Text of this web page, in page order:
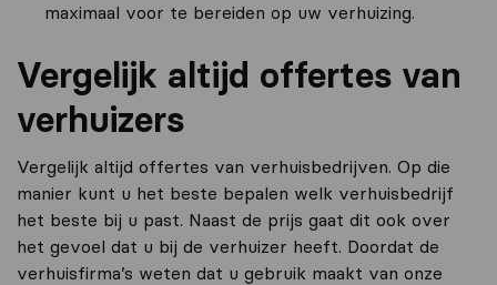
maximaal voor te bereiden op uw verhuizing.
Vergelijk altijd offertes van
verhuizers
Vergelijk altijd offertes van verhuisbedrijven. Op die
manier kunt u het beste bepalen welk verhuisbedrijf
het beste bij u past. Naast de prijs gaat dit ook over
het gevoel dat u bij de verhuizer heeft. Doordat de
verhuisfirma’s weten dat u gebruik maakt van onze